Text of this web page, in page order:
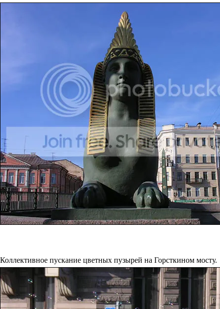
Коллективное пускание цветных пузырей на Горсткином мосту.